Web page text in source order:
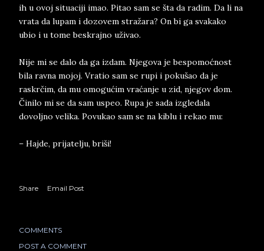
ih u ovoj situaciji imao. Pitao sam se šta da radim. Da li na
vrata da lupam i dozovem stražara? On bi ga svakako
ubio i u tome beskrajno uživao.
Nije mi se dalo da ga izdam. Njegova je bespomoćnost
bila ravna mojoj. Vratio sam se rupi i pokušao da je
raskrčim, da mu omogućim vraćanje u zid, njegov dom.
Činilo mi se da sam uspeo. Rupa je sada izgledala
dovoljno velika. Povukao sam se na kiblu i rekao mu:
– Hajde, prijatelju, briši!
Share Email Post
COMMENTS
POST A COMMENT